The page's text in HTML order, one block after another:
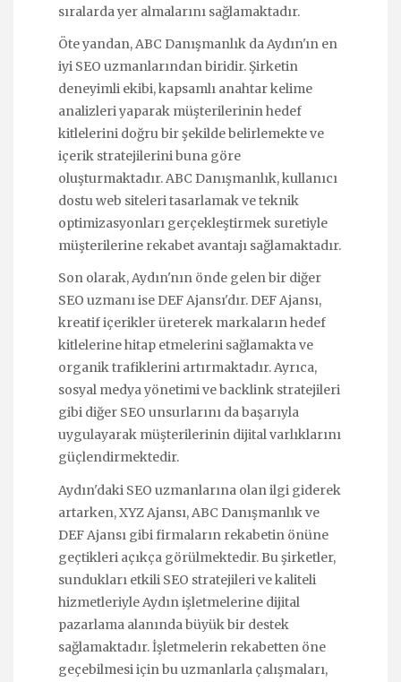
sıralarda yer almalarını sağlamaktadır.
Öte yandan, ABC Danışmanlık da Aydın'ın en
iyi SEO uzmanlarından biridir. Şirketin
deneyimli ekibi, kapsamlı anahtar kelime
analizleri yaparak müşterilerinin hedef
kitlelerini doğru bir şekilde belirlemekte ve
içerik stratejilerini buna göre
oluşturmaktadır. ABC Danışmanlık, kullanıcı
dostu web siteleri tasarlamak ve teknik
optimizasyonları gerçekleştirmek suretiyle
müşterilerine rekabet avantajı sağlamaktadır.
Son olarak, Aydın'nın önde gelen bir diğer
SEO uzmanı ise DEF Ajansı'dır. DEF Ajansı,
kreatif içerikler üreterek markaların hedef
kitlelerine hitap etmelerini sağlamakta ve
organik trafiklerini artırmaktadır. Ayrıca,
sosyal medya yönetimi ve backlink stratejileri
gibi diğer SEO unsurlarını da başarıyla
uygulayarak müşterilerinin dijital varlıklarını
güçlendirmektedir.
Aydın'daki SEO uzmanlarına olan ilgi giderek
artarken, XYZ Ajansı, ABC Danışmanlık ve
DEF Ajansı gibi firmaların rekabetin önüne
geçtikleri açıkça görülmektedir. Bu şirketler,
sundukları etkili SEO stratejileri ve kaliteli
hizmetleriyle Aydın işletmelerine dijital
pazarlama alanında büyük bir destek
sağlamaktadır. İşletmelerin rekabetten öne
geçebilmesi için bu uzmanlarla çalışmaları,